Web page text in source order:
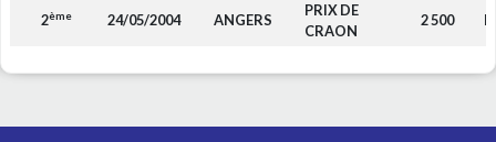
2ème 24/05/2004 ANGERS
PRIX DE
CRAON
2 500